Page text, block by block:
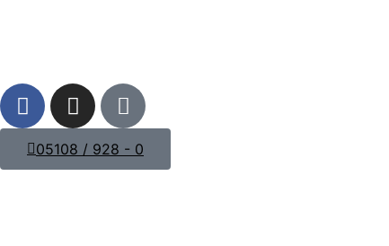
05108 / 928 - 0